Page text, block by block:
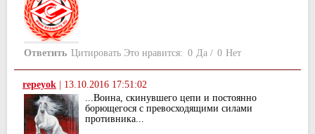
Ответить Цитировать Это нравится: 0 Да / 0 Нет
repeyok
13.10.2016 17:51:02
...Воина, скинувшего цепи и постоянно
борющегося с превосходящими силами
противника...